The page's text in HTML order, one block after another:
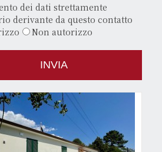
dei dati strettamente
derivante da questo contatto
Non autorizzo